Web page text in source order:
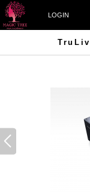
LOGIN